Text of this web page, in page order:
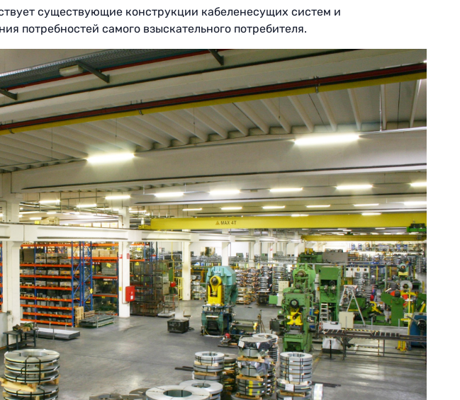
существующие конструкции кабеленесущих систем и
потребностей самого взыскательного потребителя.